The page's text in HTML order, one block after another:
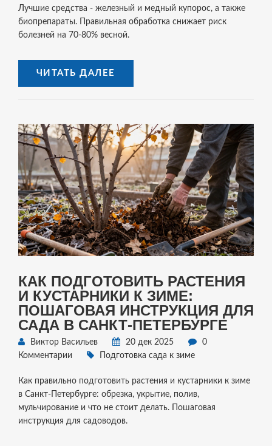
Лучшие средства - железный и медный купорос, а также
биопрепараты. Правильная обработка снижает риск
болезней на 70-80% весной.
ЧИТАТЬ ДАЛЕЕ
КАК ПОДГОТОВИТЬ РАСТЕНИЯ
И КУСТАРНИКИ К ЗИМЕ:
ПОШАГОВАЯ ИНСТРУКЦИЯ ДЛЯ
САДА В САНКТ-ПЕТЕРБУРГЕ
Виктор Васильев 20 дек 2025
0
Комментарии
Подготовка сада к зиме
Как правильно подготовить растения и кустарники к зиме
в Санкт-Петербурге: обрезка, укрытие, полив,
мульчирование и что не стоит делать. Пошаговая
инструкция для садоводов.